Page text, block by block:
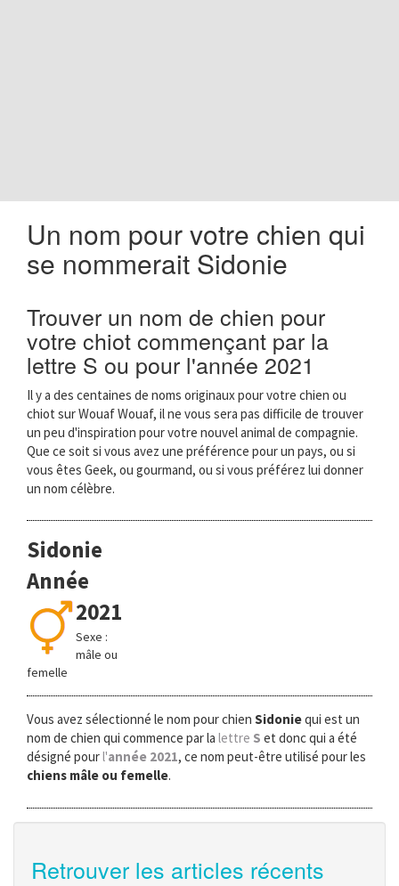
Un nom pour votre chien qui
se nommerait Sidonie
Trouver un nom de chien pour
votre chiot commençant par la
lettre S ou pour l'année 2021
Il y a des centaines de noms originaux pour votre chien ou
chiot sur Wouaf Wouaf, il ne vous sera pas difficile de trouver
un peu d'inspiration pour votre nouvel animal de compagnie.
Que ce soit si vous avez une préférence pour un pays, ou si
vous êtes Geek, ou gourmand, ou si vous préférez lui donner
un nom célèbre.
Sidonie
Année
2021
Sexe :
mâle ou
femelle
Vous avez sélectionné le nom pour chien Sidoniequi est un
nom de chien qui commence par la lettre S et donc qui a été
désigné pourl'année 2021, ce nom peut-être utilisé pour les
chiens mâle ou femelle.
Retrouver les articles récents